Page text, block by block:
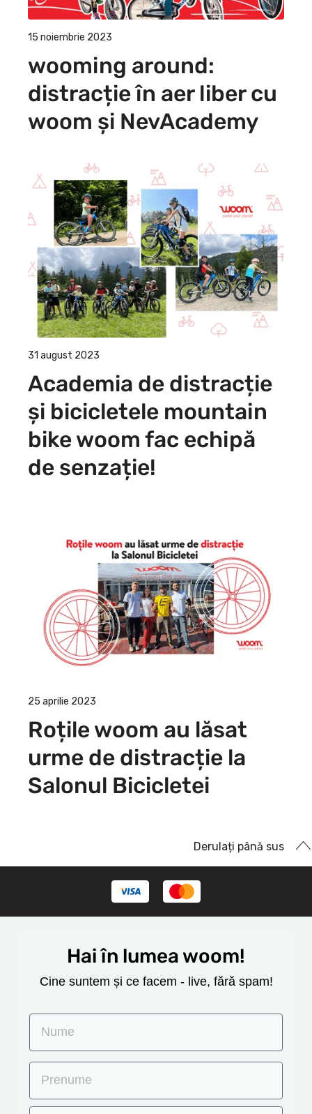
15 noiembrie 2023
wooming around:
distracție în aer liber cu
woom și NevAcademy
31 august 2023
Academia de distracție
și bicicletele mountain
bike woom fac echipă
de senzație!
25 aprilie 2023
Roțile woom au lăsat
urme de distracție la
Salonul Bicicletei
Derulați până sus
Hai în lumea woom!
Cine suntem și ce facem - live, fără spam!
Nume
Prenume